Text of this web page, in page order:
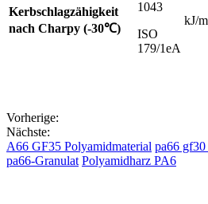
Kerbschlagzähigkeit
nach Charpy (-30℃)
1043
ISO
179/1eA
kJ/
Vorherige:
Nächste:
A66 GF35 Polyamidmaterial pa66
pa66-Granulat Polyamidharz PA6